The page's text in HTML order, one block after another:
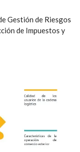
Gestión de Riesgos
de Impuestos y